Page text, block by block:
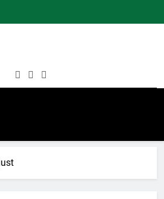
Agama
Tana Toraja
Indonesia Hebat Bersama